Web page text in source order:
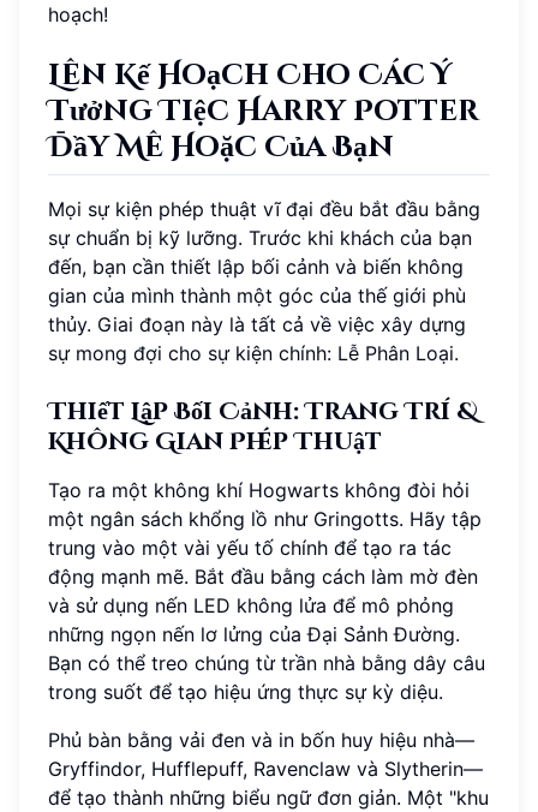
hoạch!
Lên Kế Hoạch Cho Các Ý
Tưởng Tiệc Harry Potter
Đầy Mê Hoặc Của Bạn
Mọi sự kiện phép thuật vĩ đại đều bắt đầu bằng
sự chuẩn bị kỹ lưỡng. Trước khi khách của bạn
đến, bạn cần thiết lập bối cảnh và biến không
gian của mình thành một góc của thế giới phù
thủy. Giai đoạn này là tất cả về việc xây dựng
sự mong đợi cho sự kiện chính: Lễ Phân Loại.
Thiết Lập Bối Cảnh: Trang Trí &
Không Gian Phép Thuật
Tạo ra một không khí Hogwarts không đòi hỏi
một ngân sách khổng lồ như Gringotts. Hãy tập
trung vào một vài yếu tố chính để tạo ra tác
động mạnh mẽ. Bắt đầu bằng cách làm mờ đèn
và sử dụng nến LED không lửa để mô phỏng
những ngọn nến lơ lửng của Đại Sảnh Đường.
Bạn có thể treo chúng từ trần nhà bằng dây câu
trong suốt để tạo hiệu ứng thực sự kỳ diệu.
Phủ bàn bằng vải đen và in bốn huy hiệu nhà—
Gryffindor, Hufflepuff, Ravenclaw và Slytherin—
để tạo thành những biểu ngữ đơn giản. Một "khu